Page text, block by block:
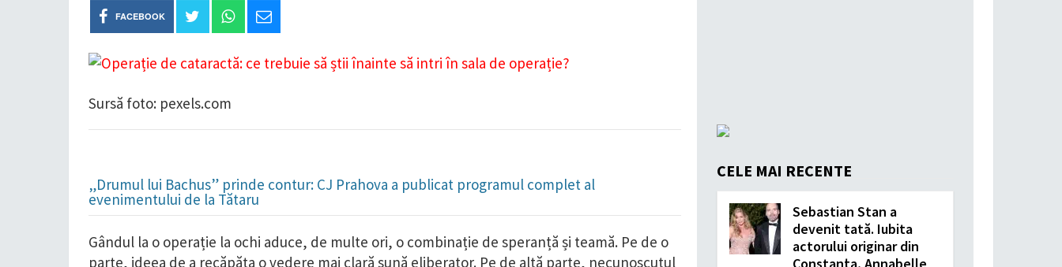
FACEBOOK
Sursă foto: pexels.com
„Drumul lui Bachus” prinde contur: CJ Prahova a publicat programul complet al
evenimentului de la Tătaru
Gândul la o operație la ochi aduce, de multe ori, o combinație de speranță și teamă. Pe de o
parte, ideea de a recăpăta o vedere mai clară sună eliberator. Pe de altă parte, necunoscutul
CELE MAI RECENTE
Sebastian Stan a
devenit tată. Iubita
actorului originar din